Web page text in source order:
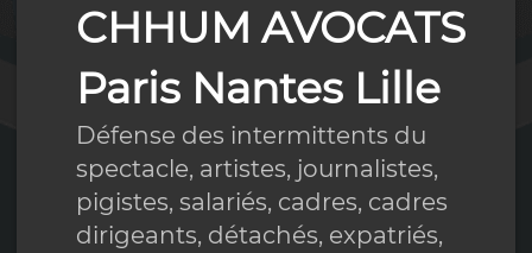
CHHUM AVOCATS
Paris Nantes Lille
Défense des intermittents du
spectacle, artistes, journalistes,
pigistes, salariés, cadres, cadres
dirigeants, détachés, expatriés,